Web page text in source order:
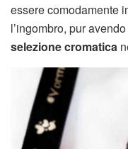
essere comodamente
l’ingombro, pur
selezione cromatica